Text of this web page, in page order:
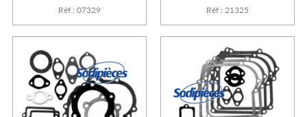
Réf : 07329 Réf : 21325